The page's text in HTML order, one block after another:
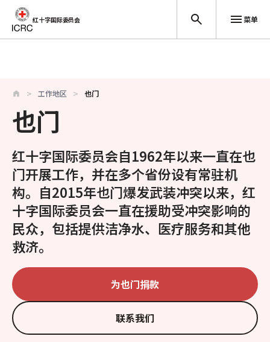
跳至主要内容
红十字国际委员会 菜单
工作地区 也门
也门
红十字国际委员会自1962年以来一直在也
门开展工作，并在多个省份设有常驻机
构。自2015年也门爆发武装冲突以来，红
十字国际委员会一直在援助受冲突影响的
民众，包括提供洁净水、医疗服务和其他
救济。
为也门捐款
联系我们